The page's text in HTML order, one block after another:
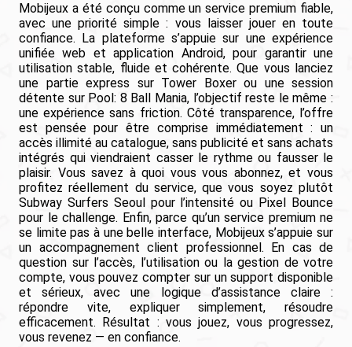
Mobijeux a été conçu comme un service premium fiable,
avec une priorité simple : vous laisser jouer en toute
confiance. La plateforme s’appuie sur une expérience
unifiée web et application Android, pour garantir une
utilisation stable, fluide et cohérente. Que vous lanciez
une partie express sur Tower Boxer ou une session
détente sur Pool: 8 Ball Mania, l’objectif reste le même :
une expérience sans friction. Côté transparence, l’offre
est pensée pour être comprise immédiatement : un
accès illimité au catalogue, sans publicité et sans achats
intégrés qui viendraient casser le rythme ou fausser le
plaisir. Vous savez à quoi vous vous abonnez, et vous
profitez réellement du service, que vous soyez plutôt
Subway Surfers Seoul pour l’intensité ou Pixel Bounce
pour le challenge. Enfin, parce qu’un service premium ne
se limite pas à une belle interface, Mobijeux s’appuie sur
un accompagnement client professionnel. En cas de
question sur l’accès, l’utilisation ou la gestion de votre
compte, vous pouvez compter sur un support disponible
et sérieux, avec une logique d’assistance claire :
répondre vite, expliquer simplement, résoudre
efficacement. Résultat : vous jouez, vous progressez,
vous revenez — en confiance.